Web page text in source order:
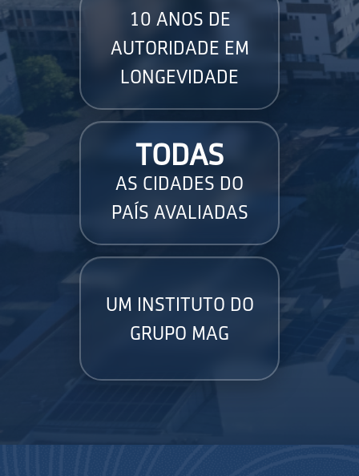
10 ANOS DE
AUTORIDADE EM
LONGEVIDADE
TODAS
AS CIDADES DO
PAÍS AVALIADAS
UM INSTITUTO DO
GRUPO MAG